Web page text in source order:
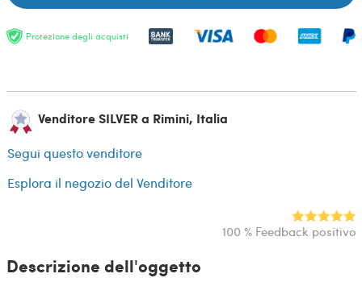
Protezione degli acquisti
Venditore SILVER a Rimini, Italia
Segui questo venditore
Esplora il negozio del Venditore
100 % Feedback positivo
Descrizione dell'oggetto